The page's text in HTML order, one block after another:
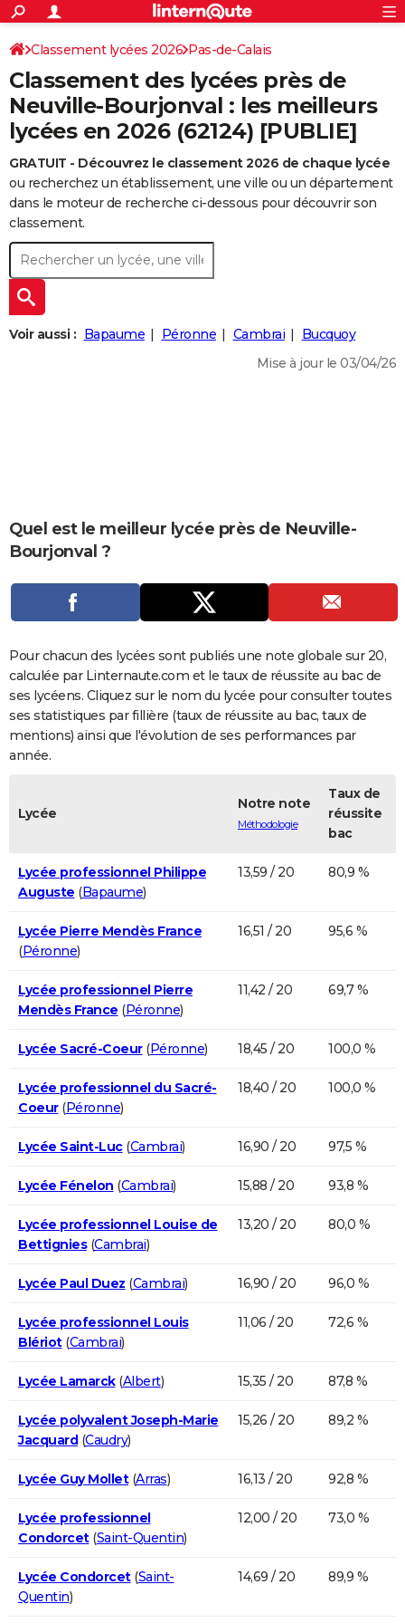
ACTUALITÉS
Politique
Société
Faits Divers
Education
Monde
Villes
+
SPORT
Coupe du monde 2026
Football
Tennis
Cyclisme
Rugby
Forum
Programme TV
TNT
Streaming
Cinéma
Sorties cinéma
Musique
+FINANCE
Retraite
Impôts
Epargne
Immobilier
Risques naturels par ville
Banque
Assurance
Crédit
AUTO
Essais
Réserver un essai
Citadines
Berlines
SUV
Forum auto
+
HIGH-TECH
BRICOLAGE
Forum
Aménagement intérieur
Extérieur
Cuisine
Salle de bains
Jardinage
Rangement
+WEEK-END
Guides de France
Escapades
Patrimoine
Expositions
Musées
Week-end nature
+
LIFESTYLE
CARTE DE VOEUX
Dictionnaire
Biographies
Expressions
Proverbes
PROGRAMME TV
COPAINS D'AVANT
S'inscrire
Se connecter
Lycées
Collèges
Primaires
Universités
Entreprises
Service militaire
Avis de recherche
AVIS DE DÉCÈS
FORUM
Bricolage
Lifestyle
Culture
Sport
Auto
Television
Voyage
Cinema
S'inscrire
Connexion
Classement lycées 2026 Pas-de-Calais
Classement des lycées près de
Neuville-Bourjonval : les meilleurs
lycées en 2026 (62124) [PUBLIE]
GRATUIT - Découvrez le classement 2026 de chaque lycée
ou recherchez un établissement, une ville ou un département
dans le moteur de recherche ci-dessous pour découvrir son
classement.
Voir aussi : Bapaume Péronne Cambrai
Bucquoy
Mise à jour le 03/04/26
Quel est le meilleur lycée près de Neuville-
Bourjonval ?
Pour chacun des lycées sont publiés une note globale sur 20,
calculée par Linternaute.com et le taux de réussite au bac de
ses lycéens. Cliquez sur le nom du lycée pour consulter toutes
ses statistiques par fillière (taux de réussite au bac, taux de
mentions) ainsi que l'évolution de ses performances par
année.
Lycée
Notre note
Méthodologie
Taux de
réussite
bac
Lycée professionnel Philippe
Auguste (Bapaume)
13,59 / 20 80,9 %
Lycée Pierre Mendès France
(Péronne)
16,51 / 20 95,6 %
Lycée professionnel Pierre
Mendès France (Péronne)
11,42 / 20 69,7 %
Lycée Sacré-Coeur(Péronne) 18,45 / 20 100,0 %
Lycée professionnel du Sacré-
Coeur(Péronne)
18,40 / 20 100,0 %
Lycée Saint-Luc(Cambrai) 16,90 / 20 97,5 %
Lycée Fénelon (Cambrai) 15,88 / 20 93,8 %
Lycée professionnel Louise de
Bettignies(Cambrai)
13,20 / 20 80,0 %
Lycée Paul Duez (Cambrai) 16,90 / 20 96,0 %
Lycée professionnel Louis
Blériot(Cambrai)
11,06 / 20 72,6 %
Lycée Lamarck(Albert) 15,35 / 20 87,8 %
Lycée polyvalent Joseph-Marie
Jacquard(Caudry)
15,26 / 20 89,2 %
Lycée Guy Mollet(Arras) 16,13 / 20 92,8 %
Lycée professionnel
Condorcet(Saint-Quentin)
12,00 / 20 73,0 %
Lycée Condorcet(Saint-
Quentin)
14,69 / 20 89,9 %